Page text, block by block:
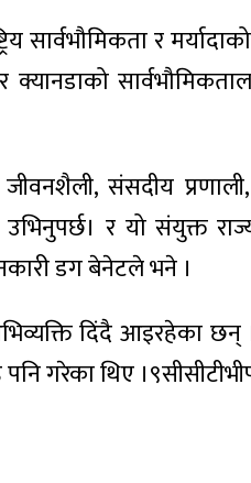
सार्वभौमिकता र
संसदीय
र यो संयुक्त
डग बेनेटले भने ।
दिंदै आइरहेका
पनि गरेका थिए